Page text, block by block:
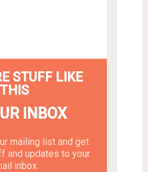
STUFF LIKE
THIS
INBOX
mailing list and get
and updates to your
inbox.